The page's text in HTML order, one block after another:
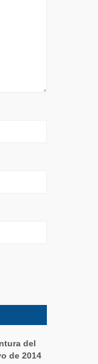
del
de 2014